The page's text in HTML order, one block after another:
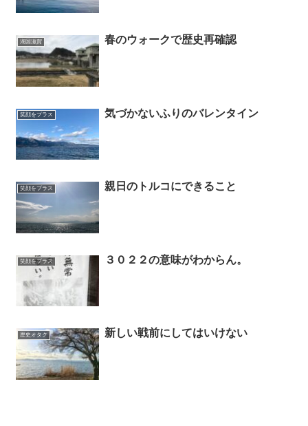
湖国滋賀 春のウォークで歴史再確認
笑顔をプラス 気づかないふりのバレンタイン
笑顔をプラス 親日のトルコにできること
笑顔をプラス ３０２２の意味がわからん。
歴史オタク 新しい戦前にしてはいけない